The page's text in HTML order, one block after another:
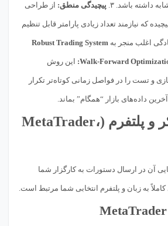
داشته باشد. ۳. پیچیدگی منطق: از طراحی
که نیازمند تعداد زیادی پارامتر قابل تنظیم
اغلب منجر به Robust Trading System
این روش
و تست را در فواصل زمانی کوتاه‌تر تکرار
داده‌های بازار “همگام” بماند.
اتصال به بروکر و پلتفرم (MetaTrader،
آن در ارسال دستورات به کارگزار شما
به زبان و پلتفرم انتخابی شما مرتبط است.